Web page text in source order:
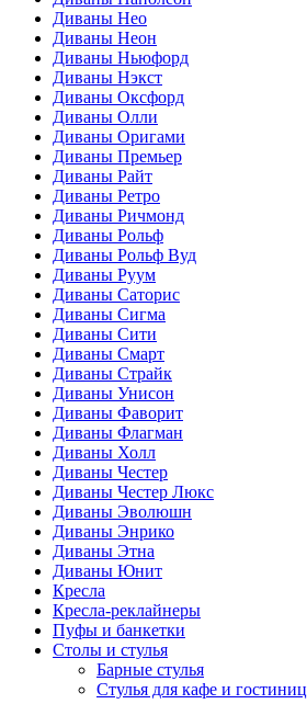
Диваны Нео
Диваны Неон
Диваны Ньюфорд
Диваны Нэкст
Диваны Оксфорд
Диваны Олли
Диваны Оригами
Диваны Премьер
Диваны Райт
Диваны Ретро
Диваны Ричмонд
Диваны Рольф
Диваны Рольф Вуд
Диваны Руум
Диваны Саторис
Диваны Сигма
Диваны Сити
Диваны Смарт
Диваны Страйк
Диваны Унисон
Диваны Фаворит
Диваны Флагман
Диваны Холл
Диваны Честер
Диваны Честер Люкс
Диваны Эволюшн
Диваны Энрико
Диваны Этна
Диваны Юнит
Кресла
Кресла-реклайнеры
Пуфы и банкетки
Столы и стулья
Барные стулья
Стулья для кафе и гостиниц